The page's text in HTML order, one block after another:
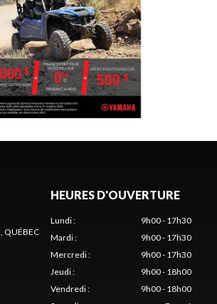
, QUÉBEC
HEURES D'OUVERTURE
Lundi:
9h00 - 17h30
Mardi:
9h00 - 17h30
Mercredi:
9h00 - 17h30
Jeudi:
9h00 - 18h00
Vendredi:
9h00 - 18h00